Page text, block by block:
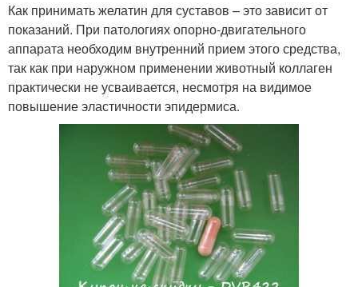
Как принимать желатин для суставов – это зависит от
показаний. При патологиях опорно-двигательного
аппарата необходим внутренний прием этого средства,
так как при наружном применении животный коллаген
практически не усваивается, несмотря на видимое
повышение эластичности эпидермиса.